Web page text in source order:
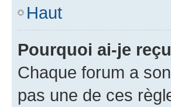
Haut
Pourquoi ai-je
Chaque forum a
pas une de ces